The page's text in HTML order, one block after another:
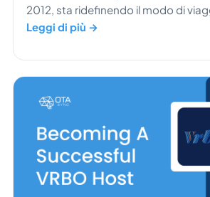
2012, sta ridefinendo il modo di
su autenticità, sostenibilità e
almeno un travel influencer su
dimostrazione di quanto si affidino
per trarre ispirazione sui viaggi. Per
l'attenzione di questi […]
Leggi di più →